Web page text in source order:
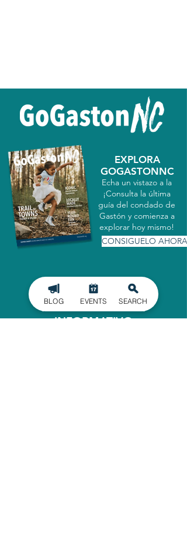
EXPLORA
GOGASTONNC
Echa un vistazo a la
¡Consulta la última
guía del condado de
Gastón y comienza a
explorar hoy mismo!
CONSIGUELO AHORA
MATRICULARSE EN
NUESTRO BOLETÍN
INFORMATIVO
BLOG EVENTS SEARCH